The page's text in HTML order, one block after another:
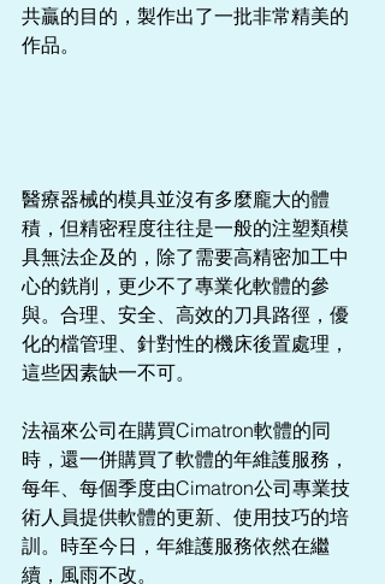
共贏的目的，製作出了一批非常精美的
作品。
醫療器械的模具並沒有多麼龐大的體
積，但精密程度往往是一般的注塑類模
具無法企及的，除了需要高精密加工中
心的銑削，更少不了專業化軟體的參
與。合理、安全、高效的刀具路徑，優
化的檔管理、針對性的機床後置處理，
這些因素缺一不可。
法福來公司在購買Cimatron軟體的同
時，還一併購買了軟體的年維護服務，
每年、每個季度由Cimatron公司專業技
術人員提供軟體的更新、使用技巧的培
訓。時至今日，年維護服務依然在繼
續，風雨不改。